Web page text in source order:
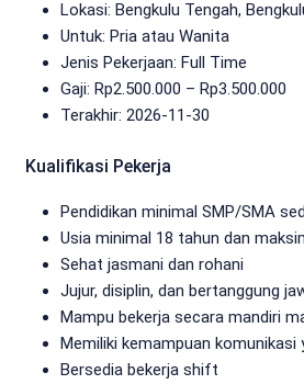
Lokasi: Bengkulu Tengah,
Untuk: Pria atau Wanita
Jenis Pekerjaan: Full Time
Gaji: Rp2.500.000 – Rp3.500.000
Terakhir: 2026-11-30
Kualifikasi Pekerja
Pendidikan minimal SMP/SMA
Usia minimal 18 tahun dan
Sehat jasmani dan rohani
Jujur, disiplin, dan bertanggung
Mampu bekerja secara mandiri
Memiliki kemampuan komunikasi
Bersedia bekerja shift